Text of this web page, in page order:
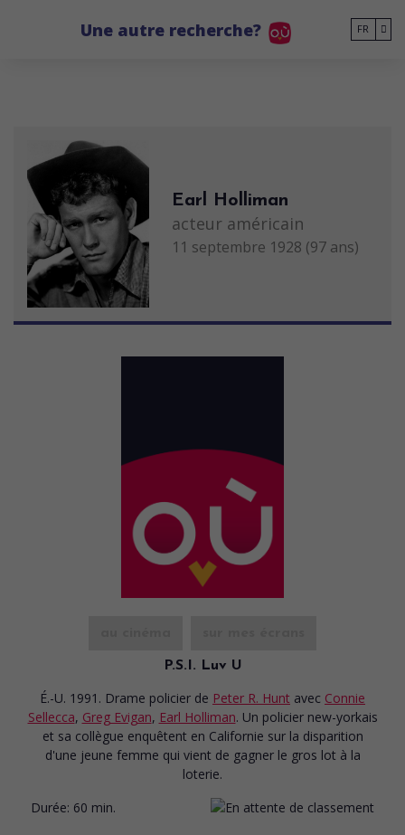
Une autre recherche? FR
Earl Holliman
acteur américain
11 septembre 1928 (97 ans)
P.S.I. Luv U
É.-U. 1991. Drame policier de Peter R. Hunt avec Connie
Sellecca, Greg Evigan, Earl Holliman. Un policier new-yorkais
et sa collègue enquêtent en Californie sur la disparition
d'une jeune femme qui vient de gagner le gros lot à la
loterie.
Durée: 60 min.